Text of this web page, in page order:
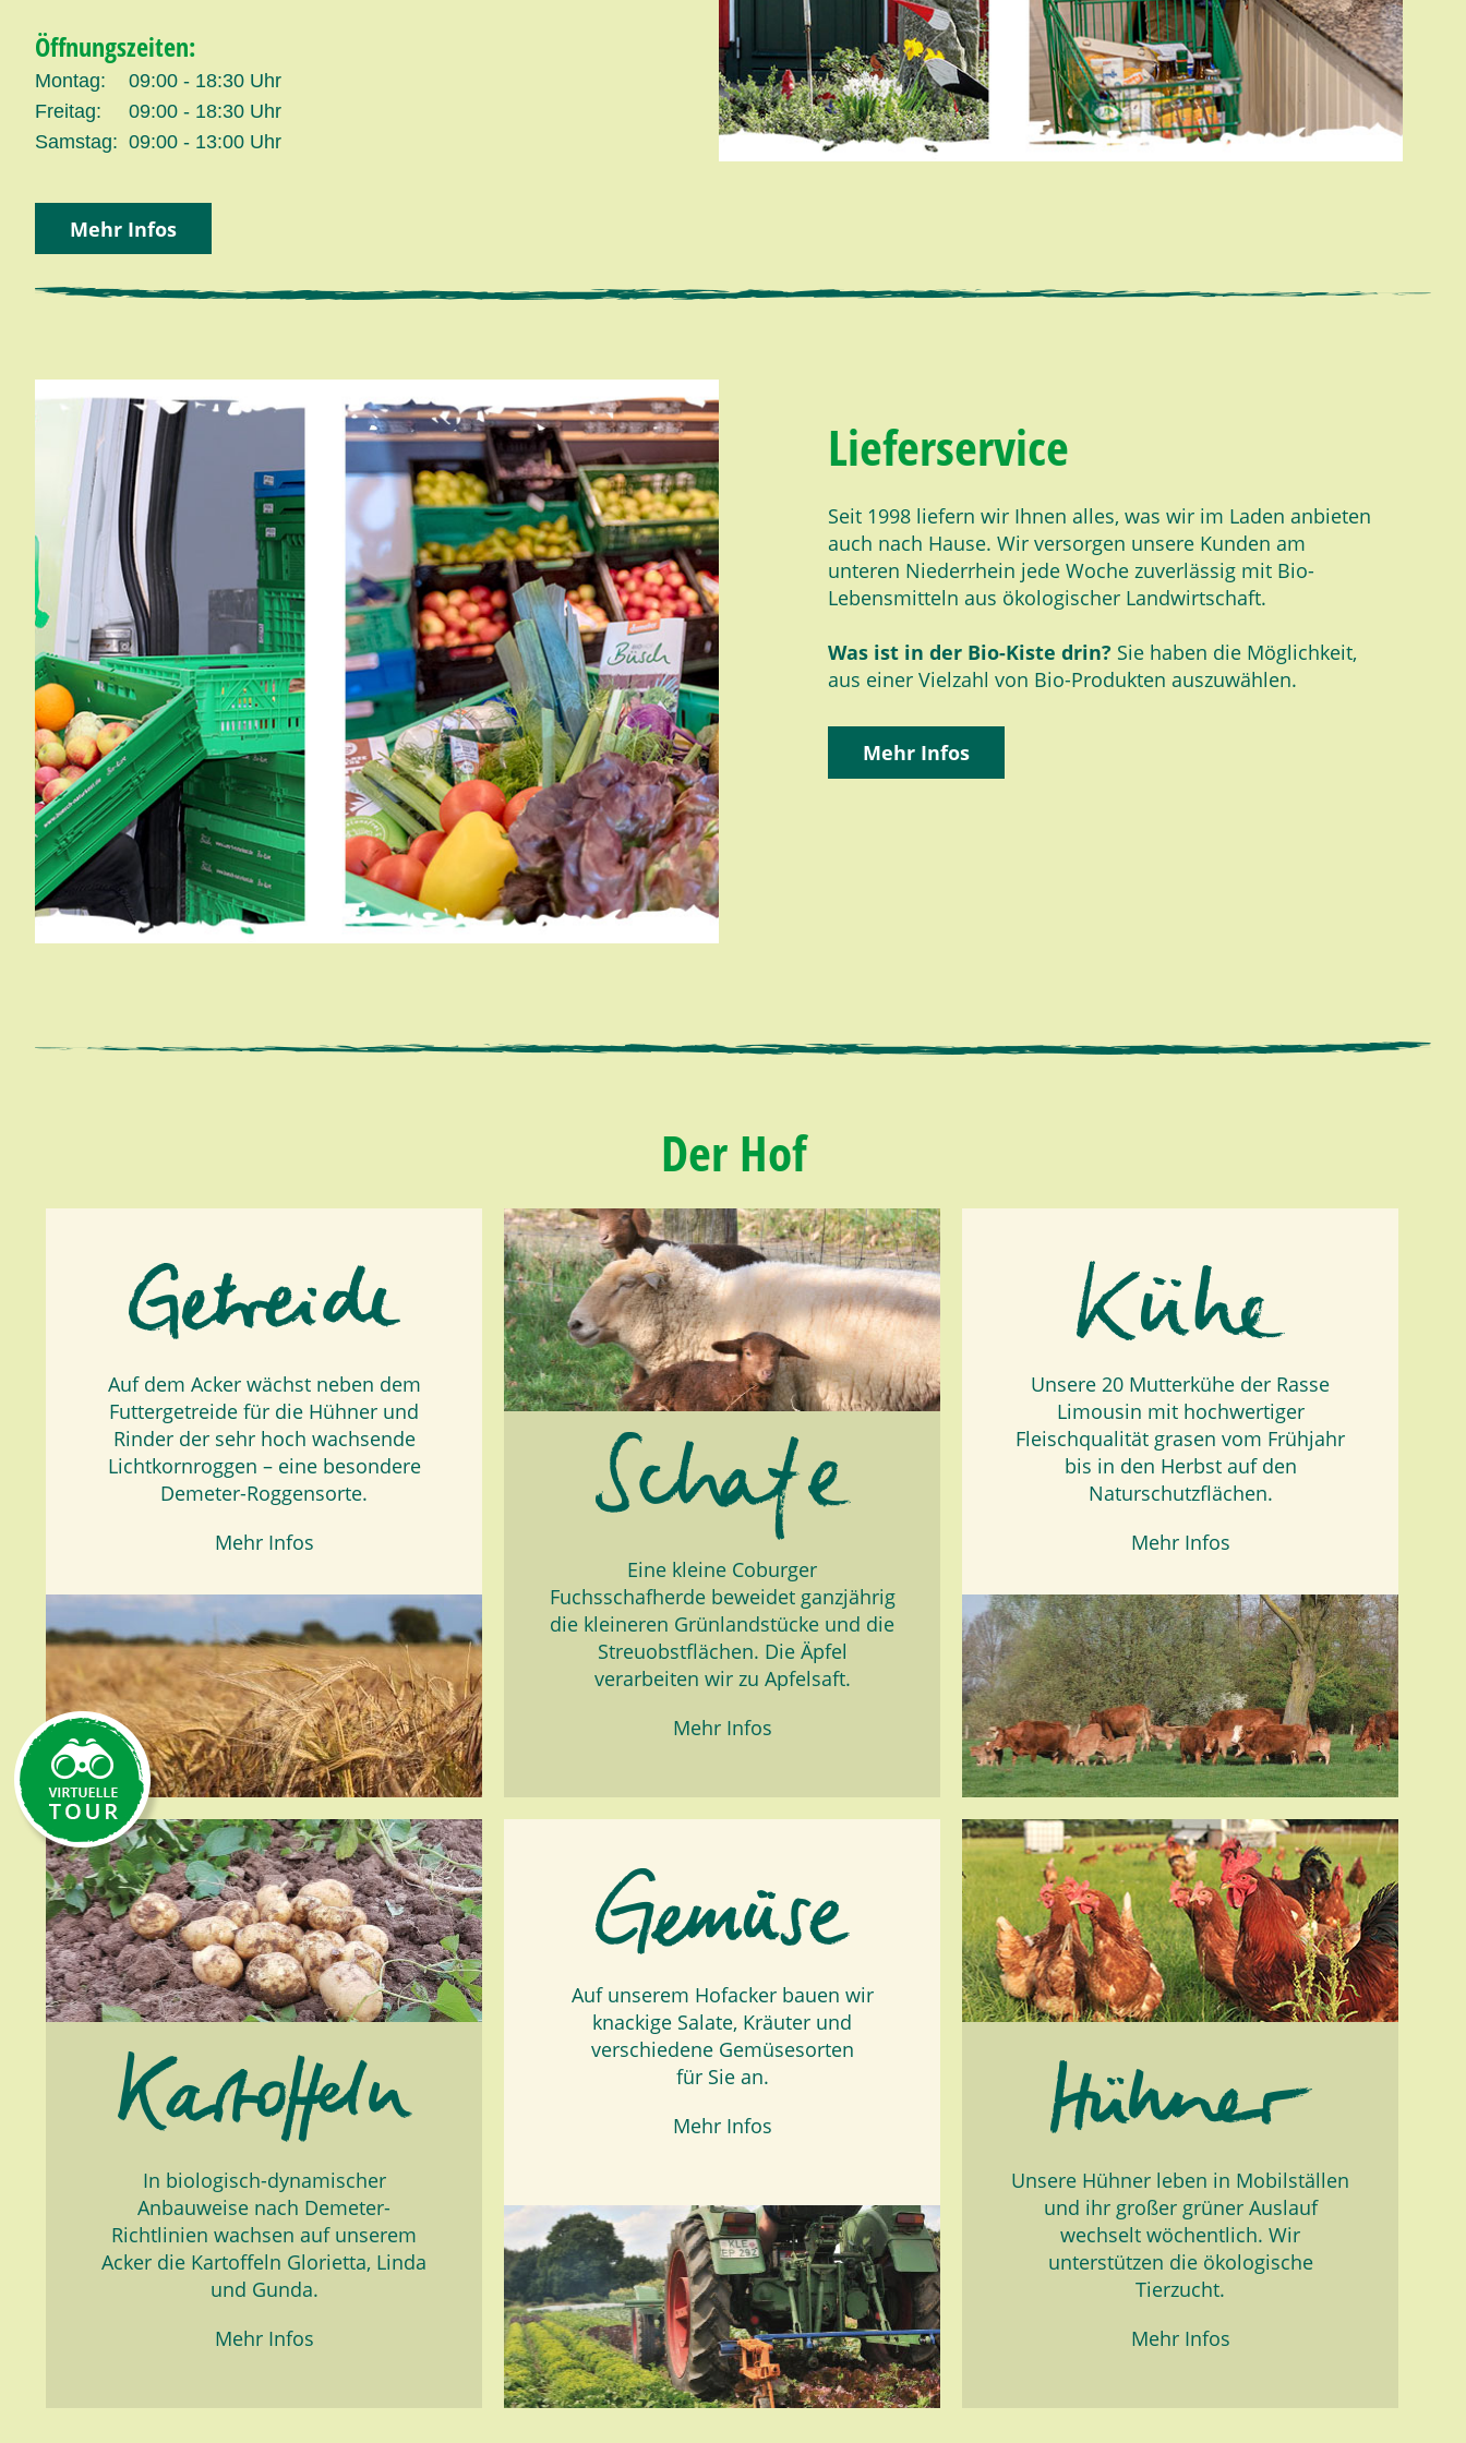
Öffnungszeiten:
Montag:
09:00 - 18:30 Uhr
Freitag:
09:00 - 18:30 Uhr
Samstag: 09:00 - 13:00 Uhr
Mehr Infos
Lieferservice
Seit 1998 liefern wir Ihnen alles, was wir im Laden anbieten
auch nach Hause. Wir versorgen unsere Kunden am
unteren Niederrhein jede Woche zuverlässig mit Bio-
Lebensmitteln aus ökologischer Landwirtschaft.
Was ist in der Bio-Kiste drin? Sie haben die Möglichkeit,
aus einer Vielzahl von Bio-Produkten auszuwählen.
Mehr Infos
Der Hof
Auf dem Acker wächst neben dem
Futtergetreide für die Hühner und
Rinder der sehr hoch wachsende
Lichtkornroggen – eine besondere
Demeter-Roggensorte.
Mehr Infos
Eine kleine Coburger
Fuchsschafherde beweidet ganzjährig
die kleineren Grünlandstücke und die
Streuobstflächen. Die Äpfel
verarbeiten wir zu Apfelsaft.
Mehr Infos
Unsere 20 Mutterkühe der Rasse
Limousin mit hochwertiger
Fleischqualität grasen vom Frühjahr
bis in den Herbst auf den
Naturschutzflächen.
Mehr Infos
In biologisch-dynamischer
Anbauweise nach Demeter-
Richtlinien wachsen auf unserem
Acker die Kartoffeln Glorietta, Linda
und Gunda.
Mehr Infos
Auf unserem Hofacker bauen wir
knackige Salate, Kräuter und
verschiedene Gemüsesorten
für Sie an.
Mehr Infos
Unsere Hühner leben in Mobilställen
und ihr großer grüner Auslauf
wechselt wöchentlich. Wir
unterstützen die ökologische
Tierzucht.
Mehr Infos